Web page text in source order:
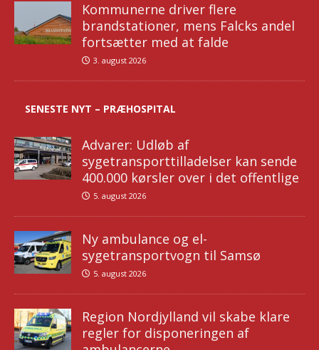
Kommunerne driver flere
brandstationer, mens Falcks andel
fortsætter med at falde
3. august 2026
SENESTE NYT – PRÆHOSPITAL
Advarer: Udløb af
sygetransporttilladelser kan sende
400.000 kørsler over i det offentlige
5. august 2026
Ny ambulance og el-
sygetransportvogn til Samsø
5. august 2026
Region Nordjylland vil skabe klare
regler for disponeringen af